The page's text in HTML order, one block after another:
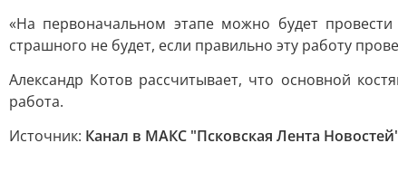
«На первоначальном этапе можно будет
страшного не будет, если правильно эту работу
Александр Котов рассчитывает, что основной
работа.
Источник: Канал в МАКС "Псковская Лента